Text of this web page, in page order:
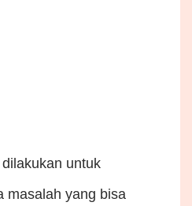
untuk
masalah yang bisa